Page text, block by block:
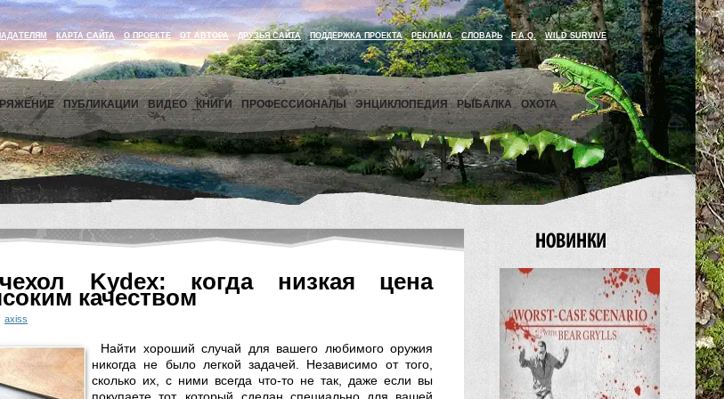
КАРТА САЙТА О ПРОЕКТЕ ОТ АВТОРА ДРУЗЬЯ САЙТА ПОДДЕРЖКА ПРОЕКТА РЕКЛАМА СЛОВАРЬ F.A.Q. WILD SURVIVE
ПУБЛИКАЦИИ ВИДЕО КНИГИ ПРОФЕССИОНАЛЫ ЭНЦИКЛОПЕДИЯ РЫБАЛКА ОХОТА
Kydex: когда низкая цена
качеством
axiss
Найти хороший случай для вашего любимого оружия
никогда не было легкой задачей. Независимо от того,
сколько их, с ними всегда что-то не так, даже если вы